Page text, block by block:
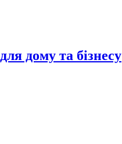
дому та бізнесу